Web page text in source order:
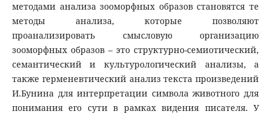
методами анализа зооморфных образов становятся те
методы анализа, которые позволяют
проанализировать смысловую организацию
зооморфных образов – это структурно-семиотический,
семантический и культурологический анализы, а
также герменевтический анализ текста произведений
И.Бунина для интерпретации символа животного для
понимания его сути в рамках видения писателя. У